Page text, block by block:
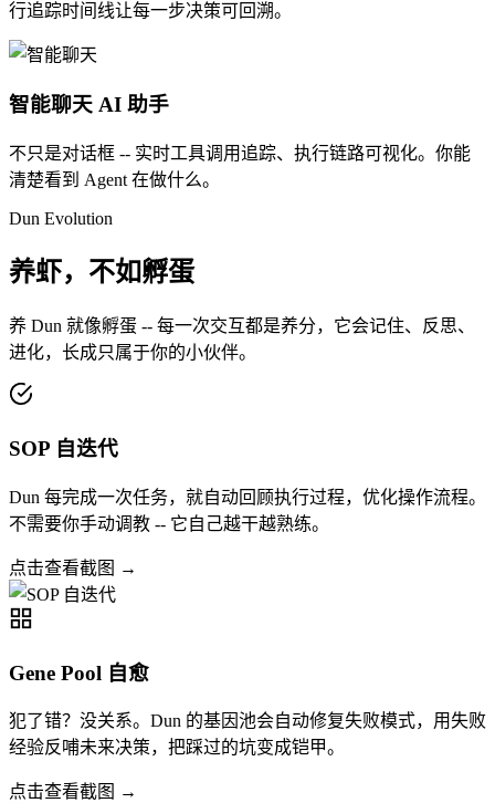
行追踪时间线让每一步决策可回溯。
智能聊天 AI 助手
不只是对话框 -- 实时工具调用追踪、执行链路可视化。你能
清楚看到 Agent 在做什么。
Dun Evolution
养虾，不如孵蛋
养 Dun 就像孵蛋 -- 每一次交互都是养分，它会记住、反思、
进化，长成只属于你的小伙伴。
SOP 自迭代
Dun 每完成一次任务，就自动回顾执行过程，优化操作流程。
不需要你手动调教 -- 它自己越干越熟练。
点击查看截图 →
Gene Pool 自愈
犯了错？没关系。Dun 的基因池会自动修复失败模式，用失败
经验反哺未来决策，把踩过的坑变成铠甲。
点击查看截图 →